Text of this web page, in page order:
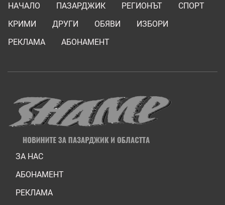
НАЧАЛО ПАЗАРДЖИК РЕГИОНЪТ
СПОРТ
КРИМИ
ДРУГИ ОБЯВИ
ИЗБОРИ
РЕКЛАМА
АБОНАМЕНТ
ЗА НАС
АБОНАМЕНТ
РЕКЛАМА